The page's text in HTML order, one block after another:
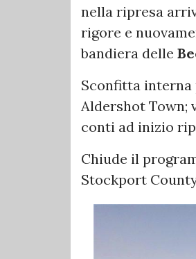
nella ripresa
rigore e
bandiera delle
Sconfitta interna
Aldershot Town;
conti ad inizio
Chiude il
Stockport